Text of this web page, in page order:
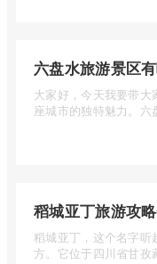
大家好，今天我要带
座城市的独特魅力。
稻城亚丁旅游攻
稻城亚丁，这个名字
方。它位于四川省甘孜